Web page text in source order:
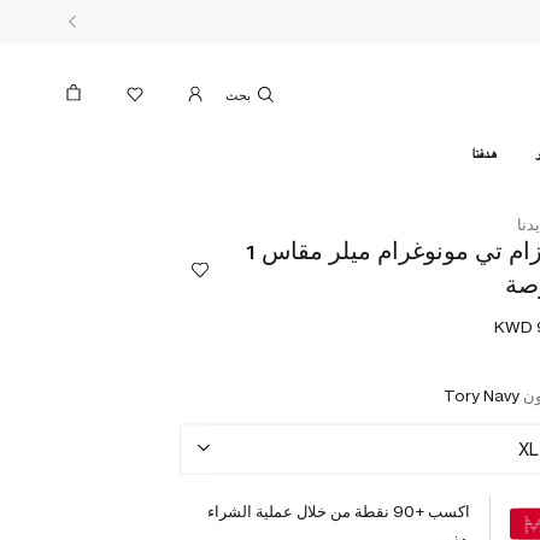
هدفنا
حزام تي مونوغرام ميلر مقاس 1
Tory Navy
XL
اكسب +90 نقطة من خلال عملية الشراء